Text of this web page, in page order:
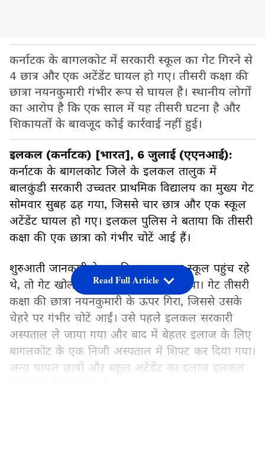
कर्नाटक के बागलकोट में सरकारी स्कूल का गेट गिरने से
4 छात्र और एक अटेंडेंट घायल हो गए। तीसरी कक्षा की
छात्रा नयनकुमारी गंभीर रूप से घायल है। स्थानीय लोगों
का आरोप है कि एक साल में यह तीसरी घटना है और
शिकायतों के बावजूद कोई कार्रवाई नहीं हुई।
इलकल (कर्नाटक) [भारत], 6 जुलाई (एएनआई):
कर्नाटक के बागलकोट जिले के इलकल तालुक में
बालकुंडी सरकारी उच्चतर प्राथमिक विद्यालय का मुख्य गेट
सोमवार सुबह ढह गया, जिससे चार छात्र और एक स्कूल
अटेंडेंट घायल हो गए। इलकल पुलिस ने बताया कि तीसरी
कक्षा की एक छात्रा को गंभीर चोटें आई हैं।
शुरुआती जानकारी के मुताबिक, जब छात्र स्कूल पहुंच रहे
थे, तो गेट खोलते समय ढीला होकर गिर गया। गेट तीसरी
कक्षा की छात्रा नयनकुमारी के ऊपर गिरा, जिससे उसके
चेहरे पर गंभीर चोटें आईं। उसे पहले इलकल सरकारी
अस्पताल ले जाया गया और बाद में बेहतर इलाज के लिए
बागलकोट के एक निजी अस्पताल में शिफ्ट कर दिया गया।
अन्य घायल छात्रों और स्कूल अटेंडेंट का इलाज इलकल
Read Full Article